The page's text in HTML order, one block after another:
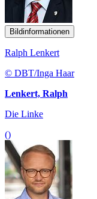
Bildinformationen
Ralph Lenkert
© DBT/Inga Haar
Lenkert, Ralph
Die Linke
()